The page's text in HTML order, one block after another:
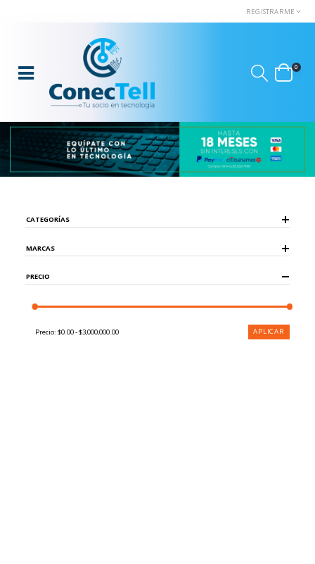
REGISTRARME
0
CATEGORÍAS
MARCAS
PRECIO
Precio: $0.00 - $3,000,000.00 APLICAR